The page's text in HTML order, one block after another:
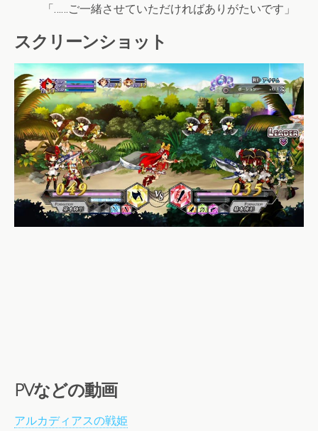
「……ご一緒させていただければありがたいです」
スクリーンショット
PVなどの動画
アルカディアスの戦姫